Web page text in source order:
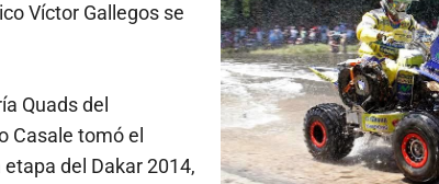
Víctor Gallegos se
Quads del
Casale tomó el
del Dakar 2014,